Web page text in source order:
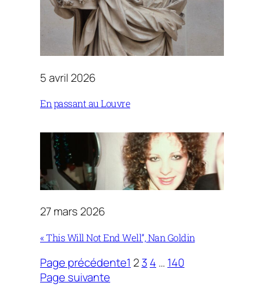
5 avril 2026
En passant au Louvre
27 mars 2026
« This Will Not End Well”, Nan Goldin
Page précédente1 23 4 … 140
Page suivante